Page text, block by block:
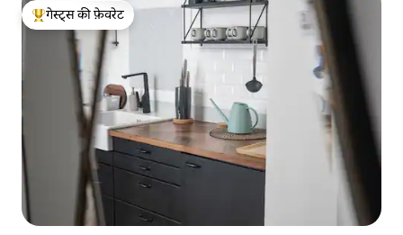
गेस्ट्स का टॉप फ़ेवरेट
गेस्ट्स की फ़ेवरेट